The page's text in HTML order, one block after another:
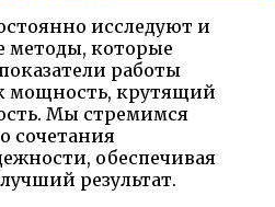
исследуют и
методы, которые
работы
мощность, крутящий
Мы стремимся
сочетания
обеспечивая
результат.